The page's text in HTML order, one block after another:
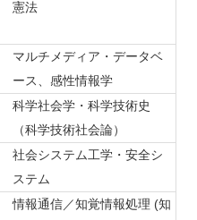
憲法
マルチメディア・データベ
ース、感性情報学
科学社会学・科学技術史
（科学技術社会論）
社会システム工学・安全シ
ステム
情報通信／知覚情報処理 (知